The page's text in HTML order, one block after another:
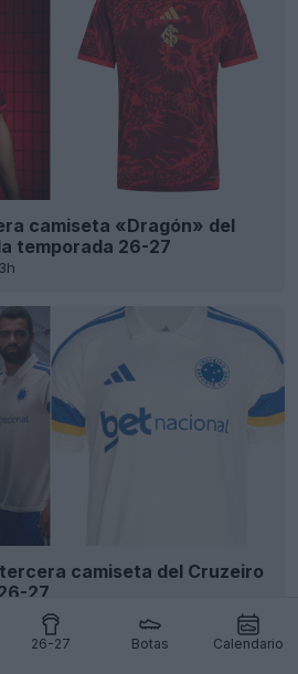
26-27 Botas Calendario
camiseta «Dragón» del
temporada 26-27
camiseta del Cruzeiro
27